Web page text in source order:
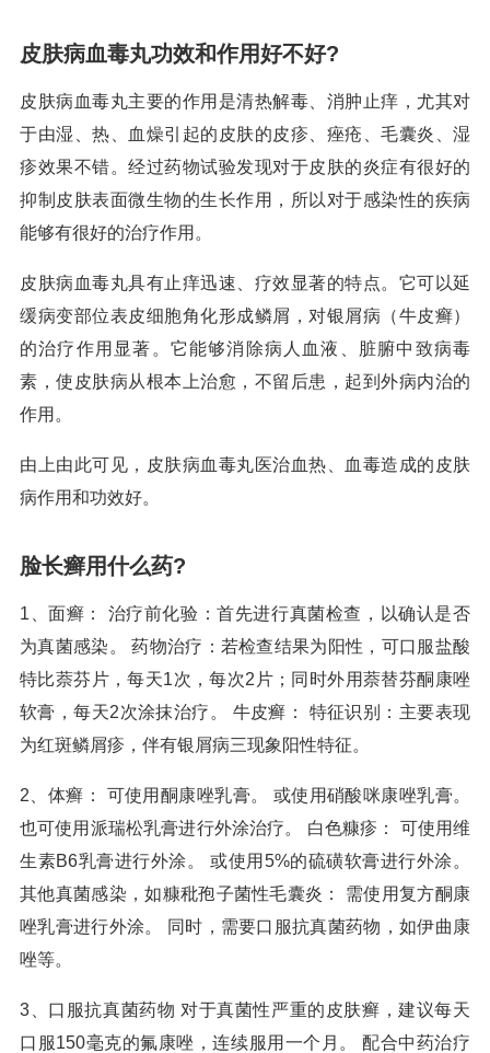
皮肤病血毒丸功效和作用好不好?
皮肤病血毒丸主要的作用是清热解毒、消肿止痒，尤其对
于由湿、热、血燥引起的皮肤的皮疹、痤疮、毛囊炎、湿
疹效果不错。经过药物试验发现对于皮肤的炎症有很好的
抑制皮肤表面微生物的生长作用，所以对于感染性的疾病
能够有很好的治疗作用。
皮肤病血毒丸具有止痒迅速、疗效显著的特点。它可以延
缓病变部位表皮细胞角化形成鳞屑，对银屑病（牛皮癣）
的治疗作用显著。它能够消除病人血液、脏腑中致病毒
素，使皮肤病从根本上治愈，不留后患，起到外病内治的
作用。
由上由此可见，皮肤病血毒丸医治血热、血毒造成的皮肤
病作用和功效好。
脸长癣用什么药?
1、面癣： 治疗前化验：首先进行真菌检查，以确认是否
为真菌感染。 药物治疗：若检查结果为阳性，可口服盐酸
特比萘芬片，每天1次，每次2片；同时外用萘替芬酮康唑
软膏，每天2次涂抹治疗。 牛皮癣： 特征识别：主要表现
为红斑鳞屑疹，伴有银屑病三现象阳性特征。
2、体癣： 可使用酮康唑乳膏。 或使用硝酸咪康唑乳膏。
也可使用派瑞松乳膏进行外涂治疗。 白色糠疹： 可使用维
生素B6乳膏进行外涂。 或使用5%的硫磺软膏进行外涂。
其他真菌感染，如糠秕孢子菌性毛囊炎： 需使用复方酮康
唑乳膏进行外涂。 同时，需要口服抗真菌药物，如伊曲康
唑等。
3、口服抗真菌药物 对于真菌性严重的皮肤癣，建议每天
口服150毫克的氟康唑，连续服用一个月。 配合中药治疗